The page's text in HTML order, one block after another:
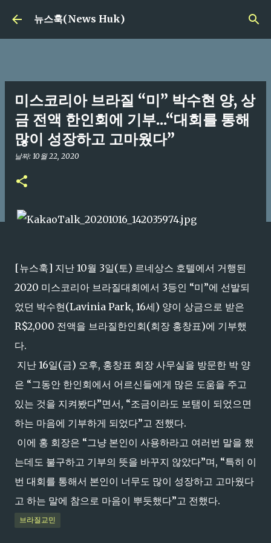
기본 콘텐츠로 건너뛰기
뉴스훅(News Huk)
미스코리아 브라질 “미” 박수현 양, 상
금 전액 한인회에 기부...“대회를 통해
많이 성장하고 고마웠다”
날짜: 10월 22, 2020
[뉴스훅] 지난 10월 3일(토) 르네상스 호텔에서 거행된
2020 미스코리아 브라질대회에서 3등인 “미”에 선발되
었던 박수현(Lavinia Park, 16세) 양이 상금으로 받은
R$2,000 전액을 브라질한인회(회장 홍창표)에 기부했
다.
지난 16일(금) 오후, 홍창표 회장 사무실을 방문한 박 양
은 “그동안 한인회에서 어르신들에게 많은 도움을 주고
있는 것을 지켜봤다”면서, “조금이라도 보탬이 되었으면
하는 마음에 기부하게 되었다”고 전했다.
이에 홍 회장은 “그냥 본인이 사용하라고 여러번 말을 했
는데도 불구하고 기부의 뜻을 바꾸지 않았다”며, “특히 이
번 대회를 통해서 본인이 너무도 많이 성장하고 고마웠다
고 하는 말에 참으로 마음이 뿌듯했다”고 전했다.
브라질교민